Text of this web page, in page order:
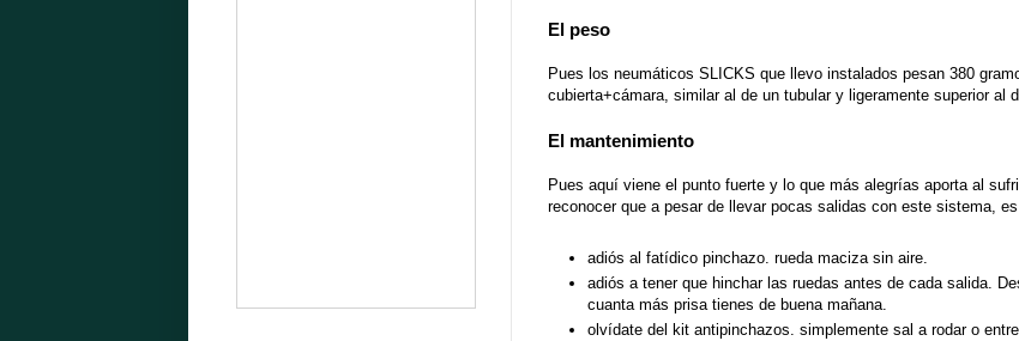
El peso
Pues los neumáticos SLICKS que llevo instalados pesan 380
cubierta+cámara, similar al de un tubular y ligeramente superior al
El mantenimiento
Pues aquí viene el punto fuerte y lo que más alegrías aporta al
reconocer que a pesar de llevar pocas salidas con este sistema,
adiós al fatídico pinchazo. rueda maciza sin aire.
adiós a tener que hinchar las ruedas antes de cada salida.
cuanta más prisa tienes de buena mañana.
olvídate del kit antipinchazos. simplemente sal a rodar o